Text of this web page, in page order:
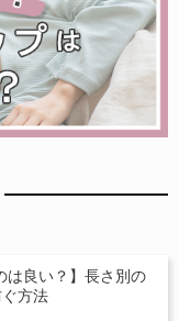
は良い？】長さ別の
方法